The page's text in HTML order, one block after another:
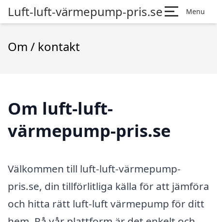
Luft-luft-värmepump-pris.se Menu
Om / kontakt
Om luft-luft-
värmepump-pris.se
Välkommen till luft-luft-värmepump-
pris.se, din tillförlitliga källa för att jämföra
och hitta rätt luft-luft värmepump för ditt